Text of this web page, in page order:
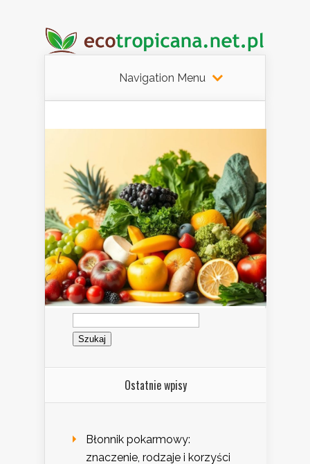
Navigation Menu
Szukaj:
Ostatnie wpisy
Błonnik pokarmowy:
znaczenie, rodzaje i korzyści